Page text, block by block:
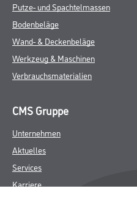
Putze- und Spachtelmassen
Bodenbeläge
Wand- & Deckenbeläge
Werkzeug & Maschinen
Verbrauchsmaterialien
CMS Gruppe
Unternehmen
Aktuelles
Services
Karriere